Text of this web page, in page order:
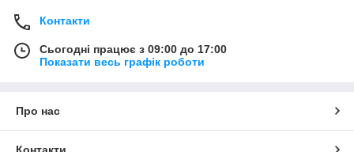
Контакти
Сьогодні працює з 09:00 до 17:00
Показати весь графік роботи
Про нас